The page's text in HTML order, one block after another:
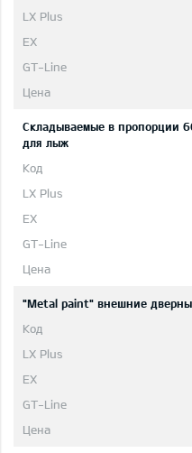
Складываемые в пропорции
для лыж
"Metal paint" внешние